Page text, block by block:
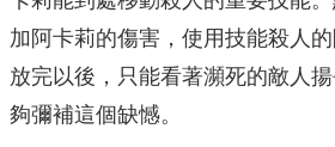
加阿卡莉的傷害，使用技能殺人
放完以後，只能看著瀕死的敵人
夠彌補這個缺憾。